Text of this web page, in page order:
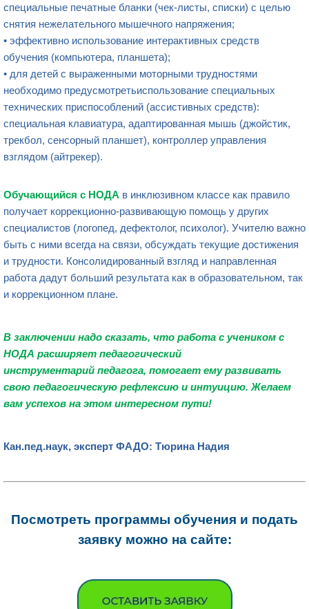
специальные печатные бланки (чек-листы, списки) с целью
снятия нежелательного мышечного напряжения;
• эффективно использование интерактивных средств
обучения (компьютера, планшета);
• для детей с выраженными моторными трудностями
необходимо предусмотретьиспользование специальных
технических приспособлений (ассистивных средств):
специальная клавиатура, адаптированная мышь (джойстик,
трекбол, сенсорный планшет), контроллер управления
взглядом (айтрекер).
Обучающийся с НОДА в инклюзивном классе как правило
получает коррекционно-развивающую помощь у других
специалистов (логопед, дефектолог, психолог). Учителю важно
быть с ними всегда на связи, обсуждать текущие достижения
и трудности. Консолидированный взгляд и направленная
работа дадут больший результата как в образовательном, так
и коррекционном плане.
В заключении надо сказать, что работа с учеником с
НОДА расширяет педагогический
инструментарий педагога, помогает ему развивать
свою педагогическую рефлексию и интуицию. Желаем
вам успехов на этом интересном пути!
Кан.пед.наук, эксперт ФАДО: Тюрина Надия
Посмотреть программы обучения и подать
заявку можно на сайте: